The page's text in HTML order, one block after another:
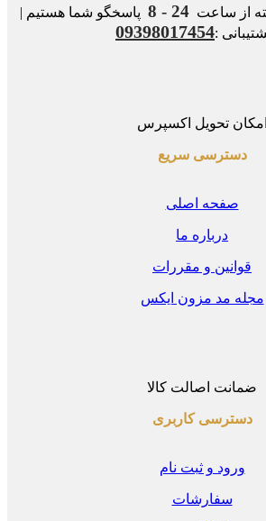
از ساعت24 - 8
پاسخگو شما هستیم |
:
09398017454
تحویل اکسپرس
دسترسی سریع
صفحه اصلی
درباره ما
قوانین و مقررات
مد مزون ایکس
اصالت کالا
دسترسی کاربری
ورود و ثبت نام
سفارشات